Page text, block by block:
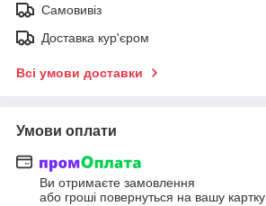
Самовивіз
Доставка кур'єром
Всі умови доставки
Умови оплати
Ви отримаєте замовлення
або гроші повернуться на вашу картку